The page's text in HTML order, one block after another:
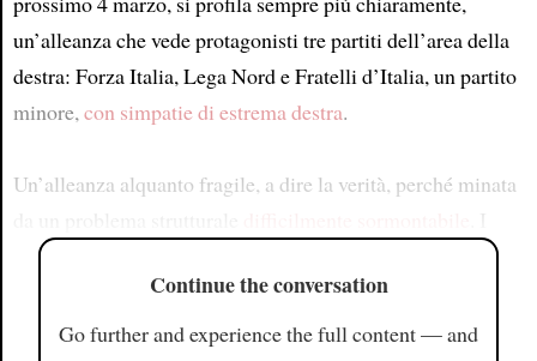
un’alleanza che vede protagonisti tre partiti dell’area della
destra: Forza Italia, Lega Nord e Fratelli d’Italia, un partito
minore,con simpatie di estrema destra.
Un’alleanza alquanto fragile, a dire la verità, perché minata
Continue the conversation
Go further and experience the full content — and